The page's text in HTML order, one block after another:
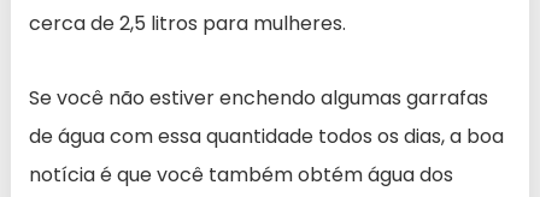
cerca de 2,5 litros para mulheres.
Se você não estiver enchendo algumas garrafas
de água com essa quantidade todos os dias, a boa
notícia é que você também obtém água dos